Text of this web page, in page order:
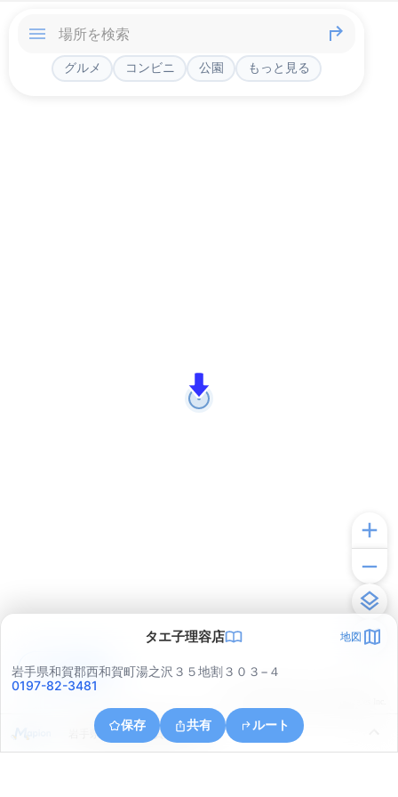
グルメ コンビニ 公園 もっと見る
タエ子理容店 地図
岩手県和賀郡西和賀町湯之沢３５地割３０３−４
0197-82-3481
保存 共有 ルート
岩手県和賀郡西和賀町湯之沢
アプリで見る